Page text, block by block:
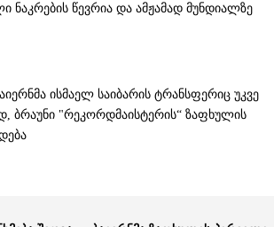
ნაკრების წევრია და ამჟამად მუნდიალზე
ისმაელ საიბარის ტრანსფერიც უკვე
ბრაუნი "რეკორდმაისტერის“ ზაფხულის